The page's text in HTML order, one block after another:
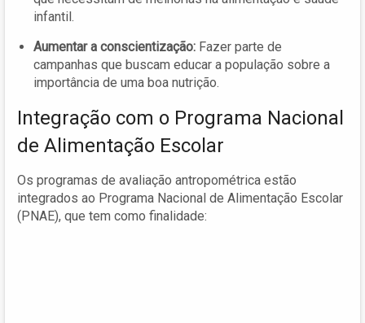
infantil.
Aumentar a conscientização: Fazer parte de
campanhas que buscam educar a população sobre a
importância de uma boa nutrição.
Integração com o Programa Nacional
de Alimentação Escolar
Os programas de avaliação antropométrica estão
integrados ao Programa Nacional de Alimentação Escolar
(PNAE), que tem como finalidade: